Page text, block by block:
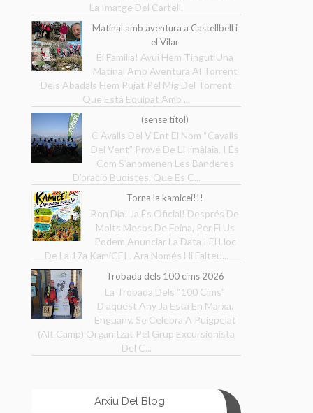
La Imatge Del Cartell.
Matinal amb aventura a Castellbell i
el Vilar
Ei Família! Avui Hem Tingut Una
Matinal Amb Aventura Al Torrent
Dels Abadals Hem Pujat Pel Mig Del Torrent
Que Està Equipat Amb ...
(sense títol)
C Avalls Del V Ent El Nom “Cavalls
Del Vent” Prové De L’Himàlaia, I És
Com S’anomenen Les Banderes
D’oració Budistes, Que Es C...
Torna la kamicei!!!
Bon Dia! Ja És Oficial! Després De
Molts Mesos De Feina, Per Fi Us
Podem Anunciar La Data I El Lloc
De La 17a KamiCEI . Ara Només Hi Falteu...
Trobada dels 100 cims 2026
La Trobada Dels “100 Cims”
D’aquest Any Ja Està En Marxa.
Enguany, Se Celebra A Puigpelat
(Alt Camp) Organitzat Pel Grup Excursionista
Del C...
Arxiu Del Blog